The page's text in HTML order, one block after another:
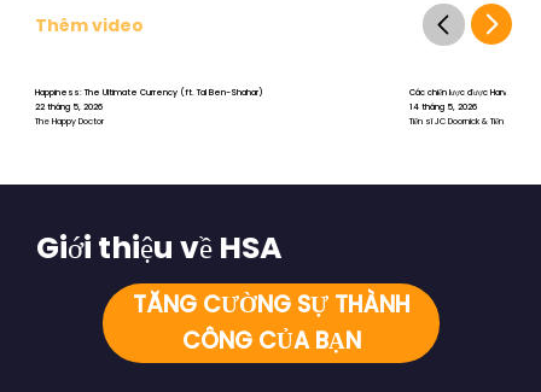
Thêm video
Happiness: The Ultimate Currency (ft. Tal Ben-Shahar)
22 tháng 5, 2026
The Happy Doctor
Các chiến lược được Harvard
14 tháng 5, 2026
Tiến sĩ JC Doornick & Tiến sĩ Tal
TĂNG CƯỜNG SỰ THÀNH
CÔNG CỦA BẠN
Giới thiệu về HSA